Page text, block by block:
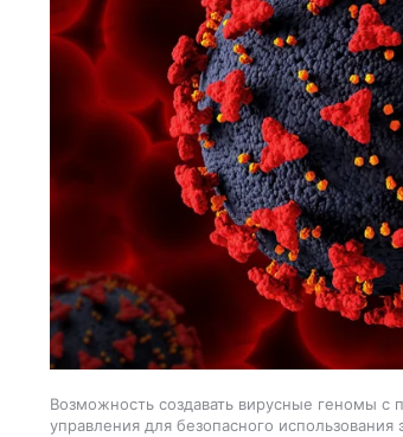
Возможность создавать вирусные геномы
управления для безопасного